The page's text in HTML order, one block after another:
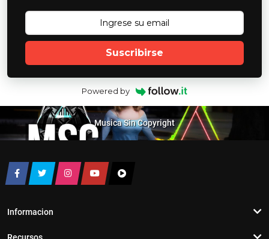
Suscribirse
Powered by
Musica Sin Copyright
Informacion